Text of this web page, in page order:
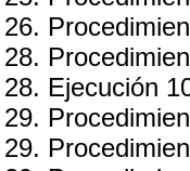
Ejecución